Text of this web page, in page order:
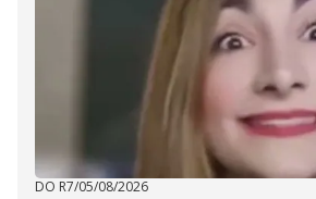
DO R7/05/08/2026